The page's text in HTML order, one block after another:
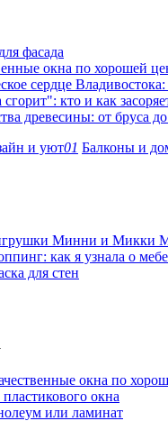
фасада
окна по хорошей
сердце
кто и как
древесины: от бруса
и уют01 Балконы и
Минни и Микки
как я узнала о
для стен
окна по
окна
или ламинат